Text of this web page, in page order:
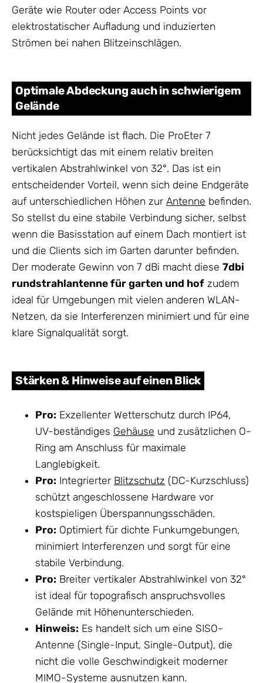
Geräte wie Router oder Access Points vor
elektrostatischer Aufladung und induzierten
Strömen bei nahen Blitzeinschlägen.
Optimale Abdeckung auch in schwierigem
Gelände
Nicht jedes Gelände ist flach. Die ProEter 7
berücksichtigt das mit einem relativ breiten
vertikalen Abstrahlwinkel von 32°. Das ist ein
entscheidender Vorteil, wenn sich deine Endgeräte
auf unterschiedlichen Höhen zur Antenne befinden.
So stellst du eine stabile Verbindung sicher, selbst
wenn die Basisstation auf einem Dach montiert ist
und die Clients sich im Garten darunter befinden.
Der moderate Gewinn von 7 dBi macht diese 7dbi
rundstrahlantenne für garten und hof zudem
ideal für Umgebungen mit vielen anderen WLAN-
Netzen, da sie Interferenzen minimiert und für eine
klare Signalqualität sorgt.
Stärken & Hinweise auf einen Blick
Pro: Exzellenter Wetterschutz durch IP64,
UV-beständiges Gehäuse und zusätzlichen O-
Ring am Anschluss für maximale
Langlebigkeit.
Pro: Integrierter Blitzschutz (DC-Kurzschluss)
schützt angeschlossene Hardware vor
kostspieligen Überspannungsschäden.
Pro: Optimiert für dichte Funkumgebungen,
minimiert Interferenzen und sorgt für eine
stabile Verbindung.
Pro: Breiter vertikaler Abstrahlwinkel von 32°
ist ideal für topografisch anspruchsvolles
Gelände mit Höhenunterschieden.
Hinweis: Es handelt sich um eine SISO-
Antenne (Single-Input, Single-Output), die
nicht die volle Geschwindigkeit moderner
MIMO-Systeme ausnutzen kann.